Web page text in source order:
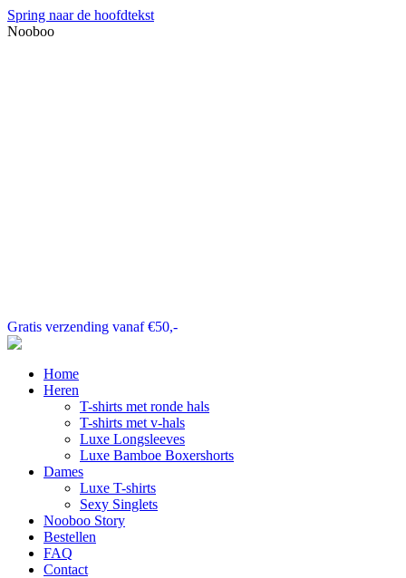
Spring naar de hoofdtekst
Nooboo
Gratis verzending vanaf €50,-
Home
Heren
T-shirts met ronde hals
T-shirts met v-hals
Luxe Longsleeves
Luxe Bamboe Boxershorts
Dames
Luxe T-shirts
Sexy Singlets
Nooboo Story
Bestellen
FAQ
Contact